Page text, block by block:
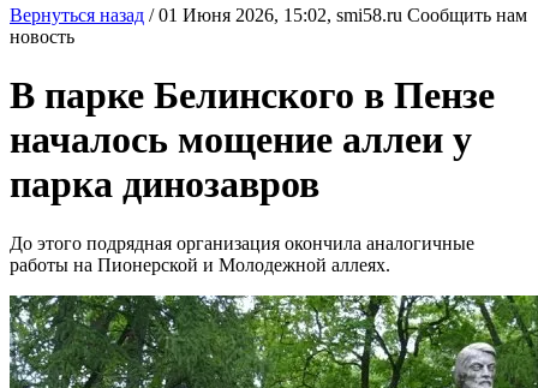
Вернуться назад /01 Июня 2026, 15:02, smi58.ru Сообщить нам
новость
В парке Белинского в Пензе
началось мощение аллеи у
парка динозавров
До этого подрядная организация окончила аналогичные
работы на Пионерской и Молодежной аллеях.